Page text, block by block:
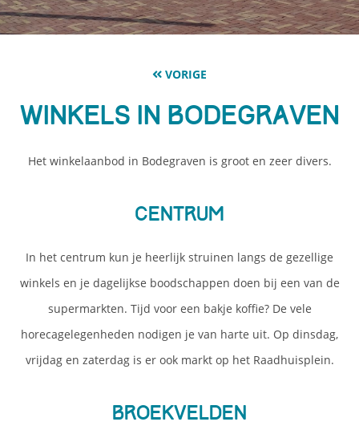
VORIGE
Winkels in Bodegraven
Het winkelaanbod in Bodegraven is groot en zeer divers.
Centrum
In het centrum kun je heerlijk struinen langs de gezellige
winkels en je dagelijkse boodschappen doen bij een van de
supermarkten. Tijd voor een bakje koffie? De vele
horecagelegenheden nodigen je van harte uit. Op dinsdag,
vrijdag en zaterdag is er ook markt op het Raadhuisplein.
Broekvelden